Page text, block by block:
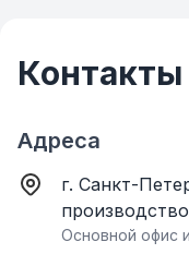
Контакты
Адреса
г. Санкт-
Основной офис